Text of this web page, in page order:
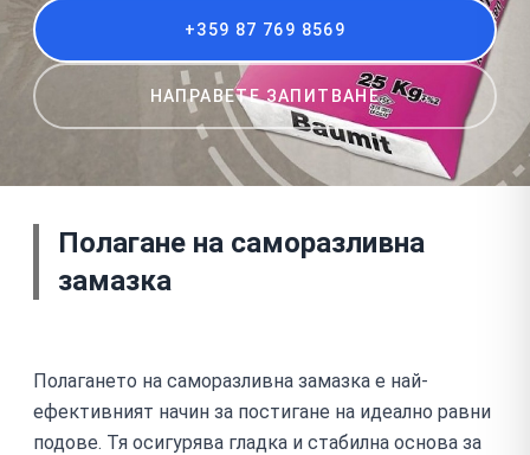
+359 87 769 8569
НАПРАВЕТЕ ЗАПИТВАНЕ
Полагане на саморазливна
замазка
Полагането на саморазливна замазка е най-
ефективният начин за постигане на идеално равни
подове. Тя осигурява гладка и стабилна основа за